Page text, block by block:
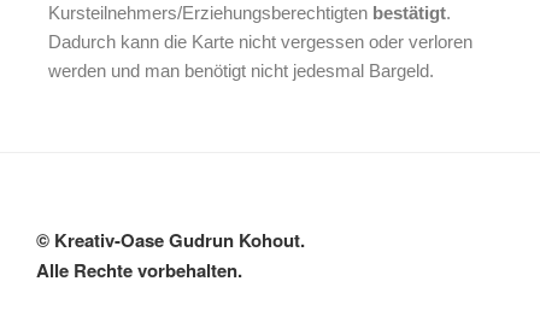
Kursteilnehmers/Erziehungsberechtigten bestätigt.
Dadurch kann die Karte nicht vergessen oder verloren
werden und man benötigt nicht jedesmal Bargeld.
© Kreativ-Oase Gudrun Kohout.
Alle Rechte vorbehalten.